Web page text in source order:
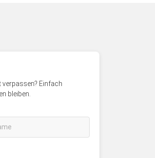
verpassen? Einfach
bleiben.